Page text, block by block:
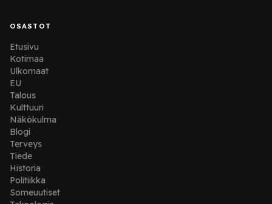
OSASTOT
Etusivu
Kotimaa
Ulkomaat
EU
Talous
Kulttuuri
Näkökulma
Blogi
Terveys
Tiede
Historia
Politiikka
Someuutiset